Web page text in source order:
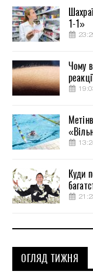
1-1»
Чому
Куди
ОГЛЯД ТИЖНЯ